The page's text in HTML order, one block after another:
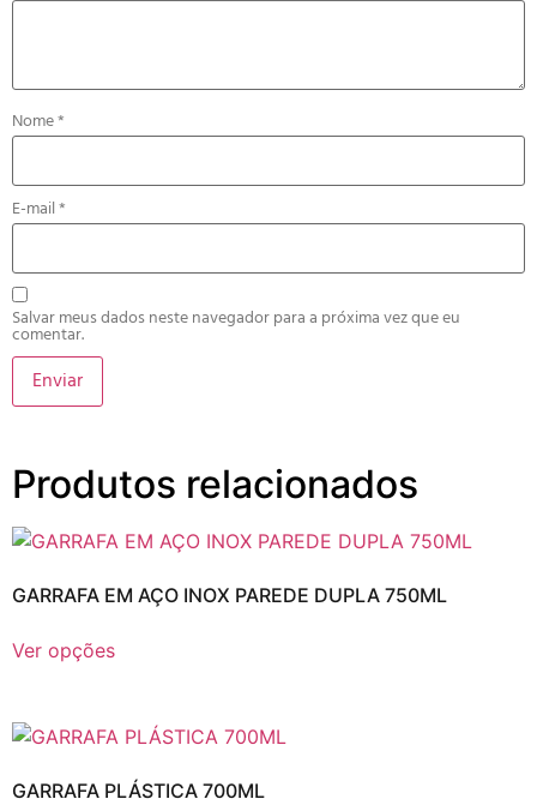
Nome*
E-mail*
Salvar meus dados neste navegador para a próxima vez que eu
comentar.
Produtos relacionados
GARRAFA EM AÇO INOX PAREDE DUPLA 750ML
Ver opções
GARRAFA PLÁSTICA 700ML